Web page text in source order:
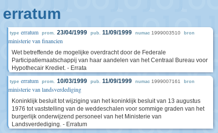
erratum
type erratum prom. 23/04/1999 pub. 11/09/1999 numac 1999003510 bron
ministerie van financien
Wet betreffende de mogelijke overdracht door de Federale
Participatiemaatschappij van haar aandelen van het Centraal Bureau voor
Hypothecair Krediet. - Errata
type erratum prom. 10/03/1999 pub. 11/09/1999 numac 1999007161 bron
ministerie van landsverdediging
Koninklijk besluit tot wijziging van het koninklijk besluit van 13 augustus
1976 tot vaststelling van de weddeschalen voor sommige graden van het
burgerlijk onderwijzend personeel van het Ministerie van
Landsverdediging. - Erratum